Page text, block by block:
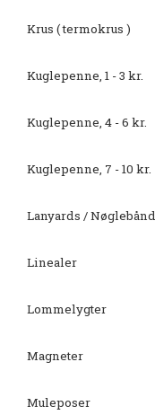
Krus ( termokrus )
Kuglepenne, 1 - 3 kr.
Kuglepenne, 4 - 6 kr.
Kuglepenne, 7 - 10 kr.
Lanyards / Nøglebånd
Linealer
Lommelygter
Magneter
Muleposer